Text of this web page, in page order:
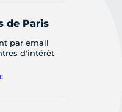
de Paris
par email
d'intérêt